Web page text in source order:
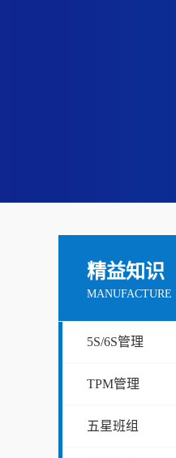
精益知识
MANUFACTURE
5S/6S管理
TPM管理
五星班组